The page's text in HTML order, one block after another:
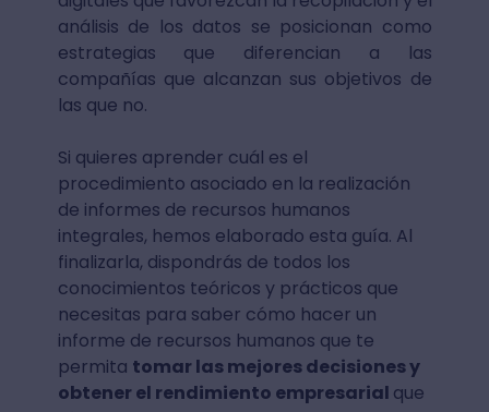
análisis de los datos se posicionan como
estrategias que diferencian a las
compañías que alcanzan sus objetivos de
las que no.
Si quieres aprender cuál es el
procedimiento asociado en la realización
de informes de recursos humanos
integrales, hemos elaborado esta guía. Al
finalizarla, dispondrás de todos los
conocimientos teóricos y prácticos que
necesitas para saber cómo hacer un
informe de recursos humanos que te
permita tomar las mejores decisiones y
obtener el rendimiento empresarial que